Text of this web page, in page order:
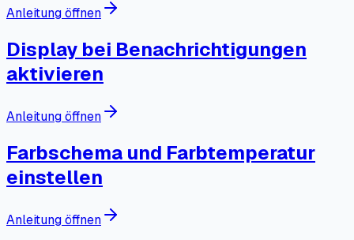
Anleitung öffnen
Display bei Benachrichtigungen
aktivieren
Anleitung öffnen
Farbschema und Farbtemperatur
einstellen
Anleitung öffnen